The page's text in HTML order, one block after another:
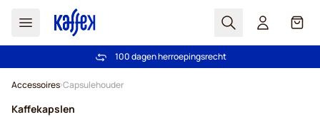
Zoek Cart
Gratis vanaf € 49
100 dagen herroepingsrecht
Accessoires Capsulehouder
Kaffekapslen